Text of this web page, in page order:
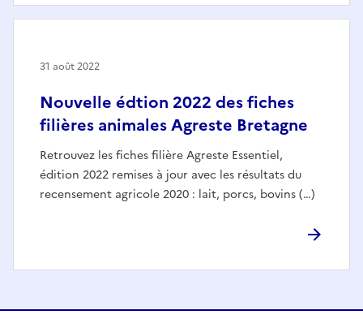
Nouvelle édtion 2022 des fiches
filières animales Agreste Bretagne
Retrouvez les fiches filière Agreste Essentiel,
édition 2022 remises à jour avec les résultats du
recensement agricole 2020 : lait, porcs, bovins (…)
31 août 2022